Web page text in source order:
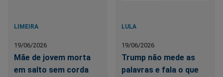
LIMEIRA
19/06/2026
Mãe de jovem morta
em salto sem corda
LULA
19/06/2026
Trump não mede as
palavras e fala o que